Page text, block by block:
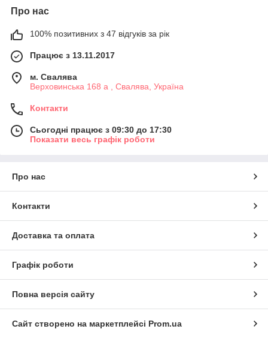
Про нас
100% позитивних з 47 відгуків за рік
Працює з 13.11.2017
м. Свалява
Верховинська 168 а , Свалява, Україна
Контакти
Сьогодні працює з 09:30 до 17:30
Показати весь графік роботи
Про нас
Контакти
Доставка та оплата
Графік роботи
Повна версія сайту
Сайт створено на маркетплейсі Prom.ua